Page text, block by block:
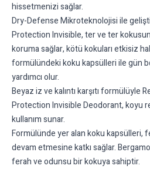
hissetmenizi sağlar.
Dry-Defense Mikroteknolojisi ile
Protection Invisible, ter ve ter
koruma sağlar, kötü kokuları etkisiz
formülündeki koku kapsülleri ile gün
yardımcı olur.
Beyaz iz ve kalıntı karşıtı formülüyle
Protection Invisible Deodorant, koyu
kullanım sunar.
Formülünde yer alan koku kapsülleri,
devam etmesine katkı sağlar.
ferah ve odunsu bir kokuya sahiptir.